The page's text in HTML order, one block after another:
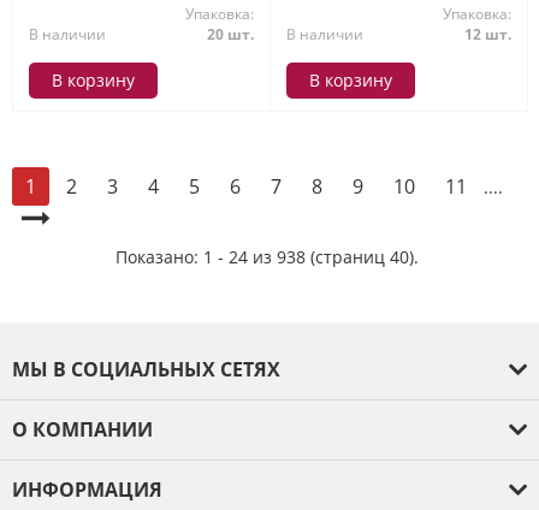
В наличии
Упаковка:
20 шт.
В корзину
В наличии
Упаковка:
12 шт.
В корзину
1 2 3 4 5 6 7 8 9 10 11 ....
Показано: 1 - 24 из 938 (страниц 40).
МЫ В СОЦИАЛЬНЫХ СЕТЯХ
О КОМПАНИИ
ИНФОРМАЦИЯ